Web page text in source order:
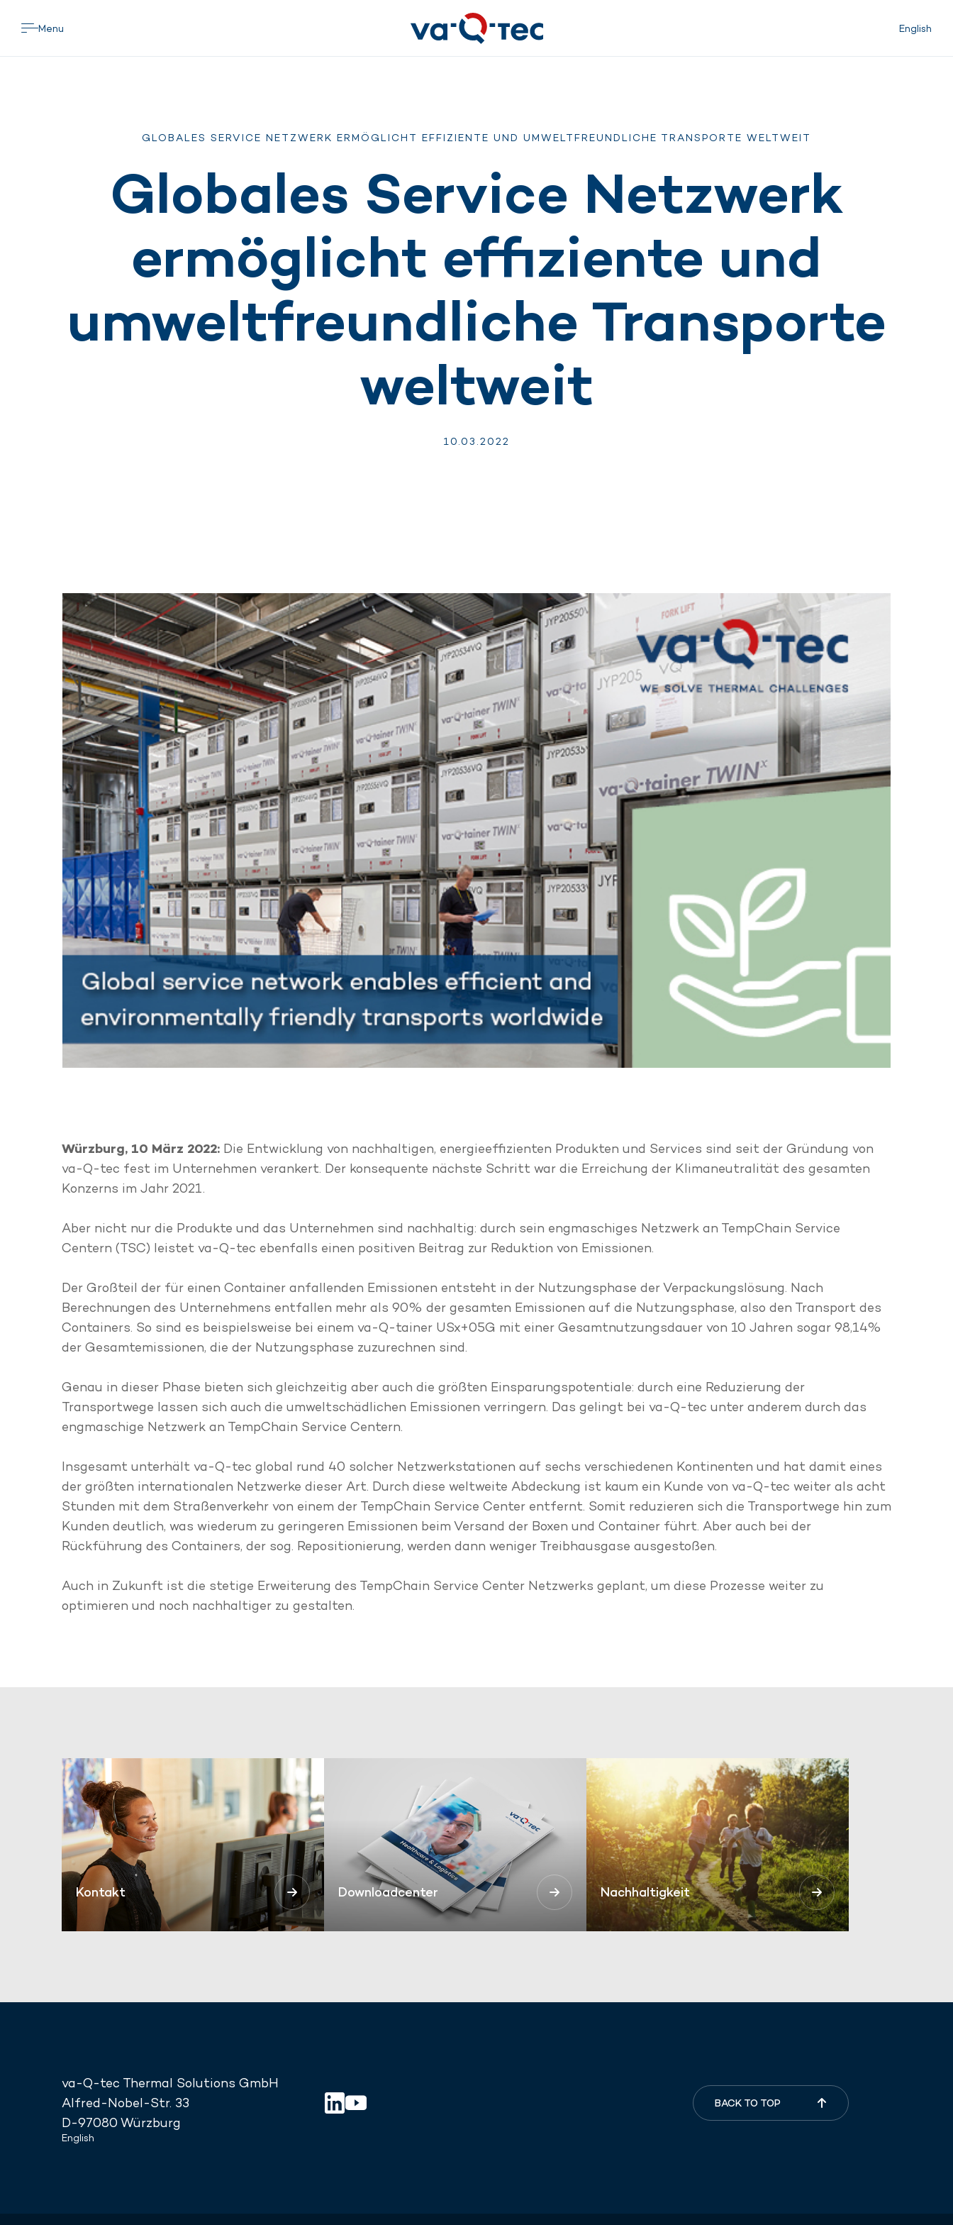
Menu English
GLOBALES SERVICE NETZWERK ERMÖGLICHT EFFIZIENTE UND UMWELTFREUNDLICHE TRANSPORTE WELTWEIT
Globales Service Netzwerk
ermöglicht effiziente und
umweltfreundliche Transporte
weltweit
10.03.2022
Würzburg, 10 März 2022: Die Entwicklung von nachhaltigen, energieeffizienten Produkten und Services sind seit der Gründung von
va-Q-tec fest im Unternehmen verankert. Der konsequente nächste Schritt war die Erreichung der Klimaneutralität des gesamten
Konzerns im Jahr 2021.
Aber nicht nur die Produkte und das Unternehmen sind nachhaltig: durch sein engmaschiges Netzwerk an TempChain Service
Centern (TSC) leistet va-Q-tec ebenfalls einen positiven Beitrag zur Reduktion von Emissionen.
Der Großteil der für einen Container anfallenden Emissionen entsteht in der Nutzungsphase der Verpackungslösung. Nach
Berechnungen des Unternehmens entfallen mehr als 90% der gesamten Emissionen auf die Nutzungsphase, also den Transport des
Containers. So sind es beispielsweise bei einem va-Q-tainer USx+05G mit einer Gesamtnutzungsdauer von 10 Jahren sogar 98,14%
der Gesamtemissionen, die der Nutzungsphase zuzurechnen sind.
Genau in dieser Phase bieten sich gleichzeitig aber auch die größten Einsparungspotentiale: durch eine Reduzierung der
Transportwege lassen sich auch die umweltschädlichen Emissionen verringern. Das gelingt bei va-Q-tec unter anderem durch das
engmaschige Netzwerk an TempChain Service Centern.
Insgesamt unterhält va-Q-tec global rund 40 solcher Netzwerkstationen auf sechs verschiedenen Kontinenten und hat damit eines
der größten internationalen Netzwerke dieser Art. Durch diese weltweite Abdeckung ist kaum ein Kunde von va-Q-tec weiter als acht
Stunden mit dem Straßenverkehr von einem der TempChain Service Center entfernt. Somit reduzieren sich die Transportwege hin zum
Kunden deutlich, was wiederum zu geringeren Emissionen beim Versand der Boxen und Container führt. Aber auch bei der
Rückführung des Containers, der sog. Repositionierung, werden dann weniger Treibhausgase ausgestoßen.
Auch in Zukunft ist die stetige Erweiterung des TempChain Service Center Netzwerks geplant, um diese Prozesse weiter zu
optimieren und noch nachhaltiger zu gestalten.
Kontakt Downloadcenter Nachhaltigkeit
va-Q-tec Thermal Solutions GmbH
Alfred-Nobel-Str. 33
D-97080 Würzburg
BACK TO TOP
English